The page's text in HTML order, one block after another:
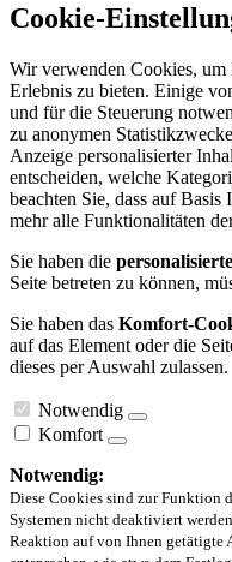
Cookie-
Wir verwenden Cookies, um
Erlebnis zu bieten. Einige
und für die Steuerung
zu anonymen
Anzeige personalisierter
entscheiden, welche
beachten Sie, dass auf
mehr alle Funktionalitäten
Sie haben die
Seite betreten zu können,
Sie haben das Komfort-
auf das Element oder die
dieses per Auswahl zulassen.
Notwendig
Komfort
Notwendig:
Diese Cookies sind zur Funktion
Systemen nicht deaktiviert
Reaktion auf von Ihnen getätigte